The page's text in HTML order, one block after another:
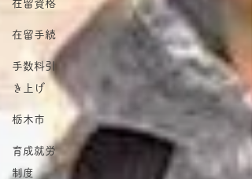
在留資格
在留手続
手数料引
き上げ
栃木市
育成就労
制度